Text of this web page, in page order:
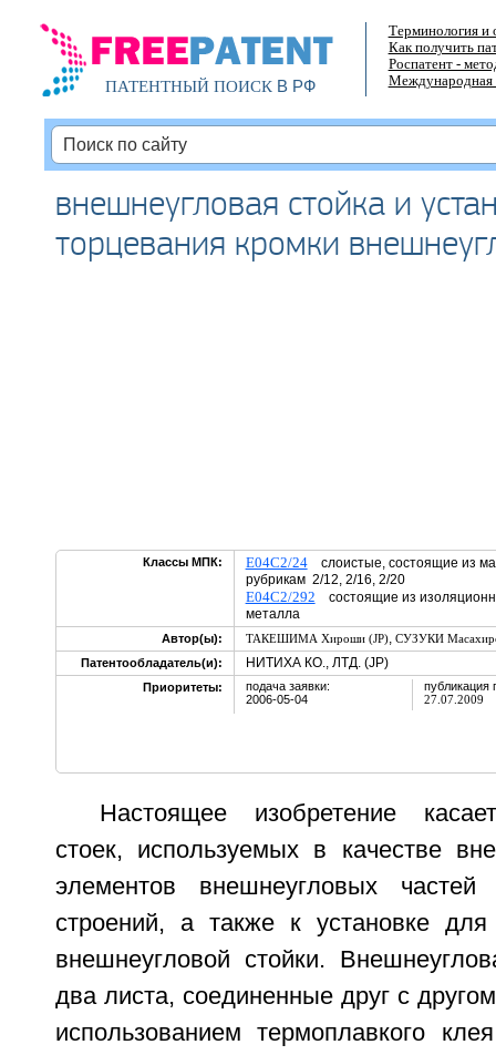
ПАТЕНТНЫЙ ПОИСКВ РФ
Терминология и
Как получить
Роспатент -
Международная
внешнеугловая стойка и
торцевания кромки
Классы МПК: E04C2/24слоистые, состоящие из
рубрикам 2/12, 2/16, 2/20
E04C2/292 состоящие из
металла
Автор(ы): ТАКЕШИМА Хироши (JP), СУЗУКИ
Патентообладатель(и):
НИТИХА КО., ЛТД. (JP)
Приоритеты:
подача заявки:
2006-05-04
публикация
27.07.2009
Настоящее изобретение
стоек, используемых в качестве
элементов внешнеугловых частей
строений, а также к установке для
внешнеугловой стойки.
два листа, соединенные друг с
использованием термоплавкого